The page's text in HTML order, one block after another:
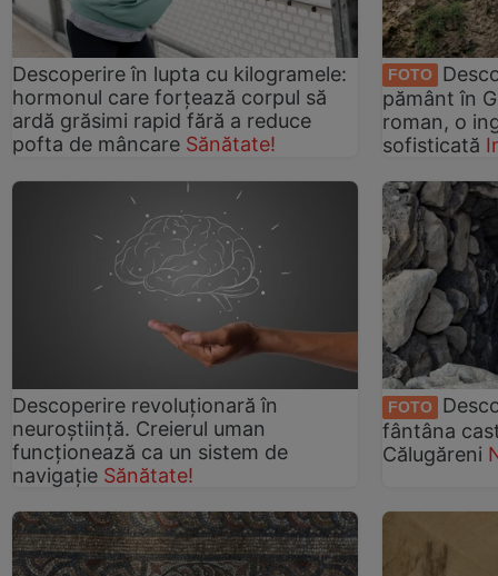
Descoperire în lupta cu kilogramele:
hormonul care forțează corpul să
ardă grăsimi rapid fără a reduce
pofta de mâncare Sănătate!
FOTO
pământ în
roman, o
sofisticată
Descoperire revoluționară în
neuroștiință. Creierul uman
funcționează ca un sistem de
navigație Sănătate!
FOTO
fântâna
Călugăreni